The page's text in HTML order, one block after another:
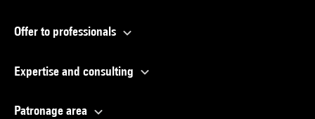
Offer to professionals
Expertise and consulting
Patronage area